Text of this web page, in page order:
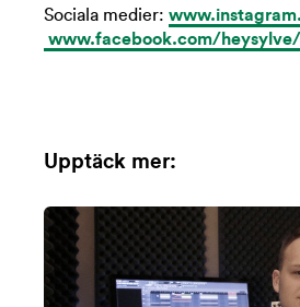
Sociala medier:
www.facebook.com/heysylve/
Upptäck mer: